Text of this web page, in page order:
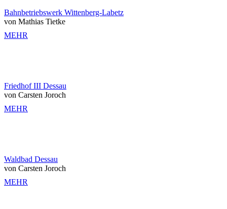
Bahnbetriebswerk Wittenberg-Labetz
von Mathias Tietke
MEHR
Friedhof III Dessau
von Carsten Joroch
MEHR
Waldbad Dessau
von Carsten Joroch
MEHR